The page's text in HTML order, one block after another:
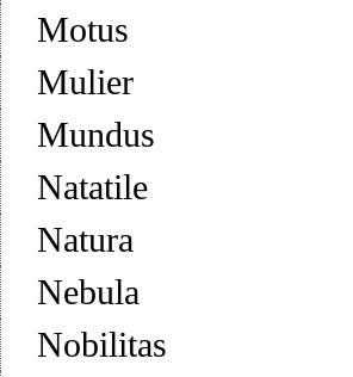
Motus
Mulier
Mundus
Natatile
Natura
Nebula
Nobilitas